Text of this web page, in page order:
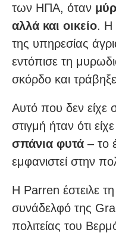
των ΗΠΑ, όταν
αλλά και οικείο. Η
της υπηρεσίας
εντόπισε τη
σκόρδο και
Αυτό που δεν είχε
στιγμή ήταν ότι
σπάνια φυτά – το
εμφανιστεί στην
Η Parren έστειλε τη
συνάδελφό της
πολιτείας του